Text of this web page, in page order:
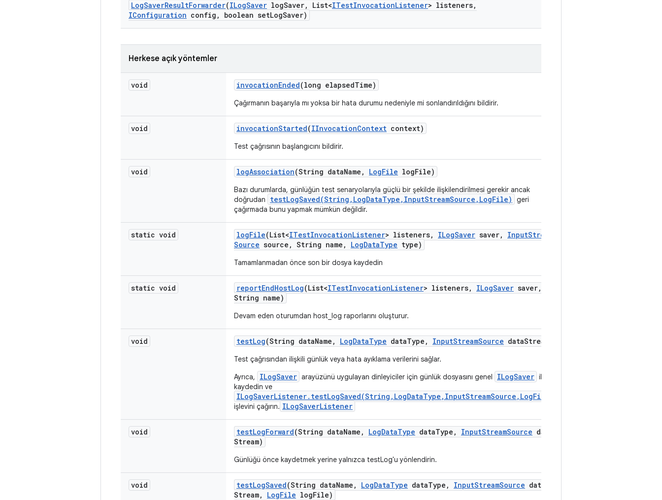
LogSaverResultForwarder(ILogSaver logSaver, List<ITestInvocationListener> listeners,
IConfiguration config , boolean setLogSaver)
Herkese açık yöntemler
void invocationEnded(long elapsedTime)
Çağırmanın başarıyla mı yoksa bir hata durumu nedeniyle mi sonlandırıldığını bildirir.
void invocationStarted(IInvocationContext context)
Test çağrısının başlangıcını bildirir.
void logAssociation(String dataName , LogFile logFile)
Bazı durumlarda, günlüğün test senaryolarıyla güçlü bir şekilde ilişkilendirilmesi gerekir ancak
doğrudan
testLogSaved(String,LogDataType,InputStreamSource,LogFile)
geri
çağırmada bunu yapmak mümkün değildir.
static void logFile(List<ITestInvocationListener> listeners, ILogSaver saver, InputStream
Source source , String name , LogDataType type)
Tamamlanmadan önce son bir dosya kaydedin
static void reportEndHostLog(List<ITestInvocationListener> listeners, ILogSaver saver,
String name)
Devam eden oturumdan host_log raporlarını oluşturur.
void testLog(String dataName , LogDataType dataType , InputStreamSource dataStream)
Test çağrısından ilişkili günlük veya hata ayıklama verilerini sağlar.
Ayrıca,
ILogSaver arayüzünü uygulayan dinleyiciler için günlük dosyasını genel ILogSaver ile
kaydedin ve
ILogSaverListener.testLogSaved(String,LogDataType,InputStreamSource,LogFile)
işlevini çağırın. ILogSaverListener
void testLogForward(String dataName , LogDataType dataType , InputStreamSource data
Stream)
Günlüğü önce kaydetmek yerine yalnızca testLog'u yönlendirin.
void testLogSaved(String dataName , LogDataType dataType , InputStreamSource data
Stream, LogFile logFile)